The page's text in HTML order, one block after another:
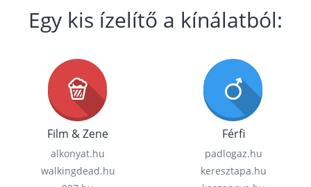
Egy kis ízelítő a kínálatból:
Film & Zene
alkonyat.hu
walkingdead.hu
Férfi
padlogaz.hu
keresztapa.hu